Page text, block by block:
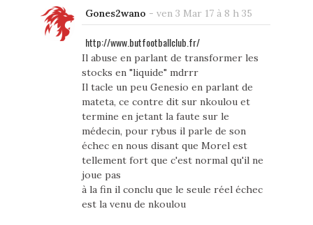
Gones2wano - ven 3 Mar 17 à 8 h 35
http://www.butfootballclub.fr/
Il abuse en parlant de transformer les
stocks en "liquide" mdrrr
Il tacle un peu Genesio en parlant de
mateta, ce contre dit sur nkoulou et
termine en jetant la faute sur le
médecin, pour rybus il parle de son
échec en nous disant que Morel est
tellement fort que c'est normal qu'il ne
joue pas
à la fin il conclu que le seule réel échec
est la venu de nkoulou